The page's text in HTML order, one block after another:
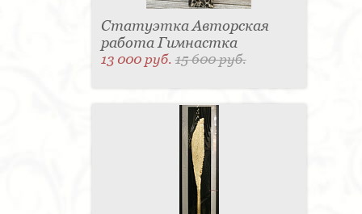
Статуэтка Авторская
работа Гимнастка
13 000 руб.15 600 руб.